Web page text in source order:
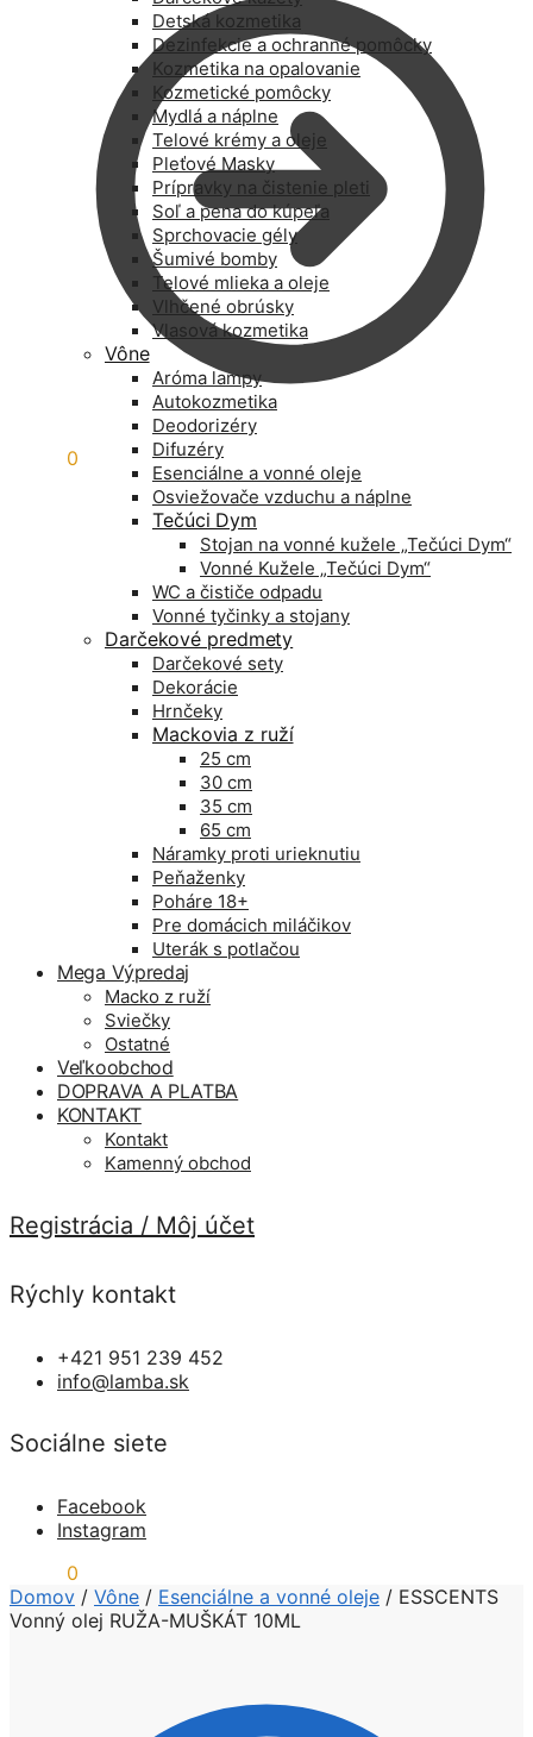
0
Detská kozmetika
Dezinfekcie a ochranné pomôcky
Kozmetika na opalovanie
Kozmetické pomôcky
Mydlá a náplne
Telové krémy a oleje
Pleťové Masky
Prípravky na čistenie pleti
Soľ a pena do kúpeľa
Sprchovacie gély
Šumivé bomby
Telové mlieka a oleje
Vlhčené obrúsky
Vlasová kozmetika
Vône
Aróma lampy
Autokozmetika
Deodorizéry
Difuzéry
Esenciálne a vonné oleje
Osviežovače vzduchu a náplne
Tečúci Dym
Stojan na vonné kužele „Tečúci Dym“
Vonné Kužele „Tečúci Dym“
WC a čističe odpadu
Vonné tyčinky a stojany
Darčekové predmety
Darčekové sety
Dekorácie
Hrnčeky
Mackovia z ruží
25 cm
30 cm
35 cm
65 cm
Náramky proti urieknutiu
Peňaženky
Poháre 18+
Pre domácich miláčikov
Uterák s potlačou
Mega Výpredaj
Macko z ruží
Sviečky
Ostatné
Veľkoobchod
DOPRAVA A PLATBA
KONTAKT
Kontakt
Kamenný obchod
Registrácia / Môj účet
Rýchly kontakt
+421 951 239 452
info@lamba.sk
Sociálne siete
Facebook
Instagram
0
Domov / Vône / Esenciálne a vonné oleje / ESSCENTS
Vonný olej RUŽA-MUŠKÁT 10ML